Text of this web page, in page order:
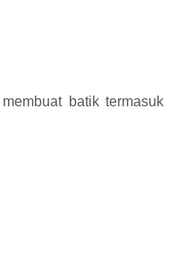
batik termasuk